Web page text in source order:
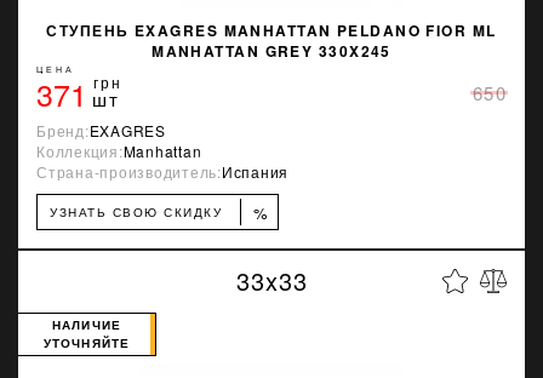
СТУПЕНЬ EXAGRES MANHATTAN PELDANO FIOR ML
MANHATTAN GREY 330X245
ЦЕНА
371 грн
шт 650
Бренд:EXAGRES
Коллекция:Manhattan
Страна-производитель:Испания
УЗНАТЬ СВОЮ СКИДКУ %
33x33
НАЛИЧИЕ
УТОЧНЯЙТЕ